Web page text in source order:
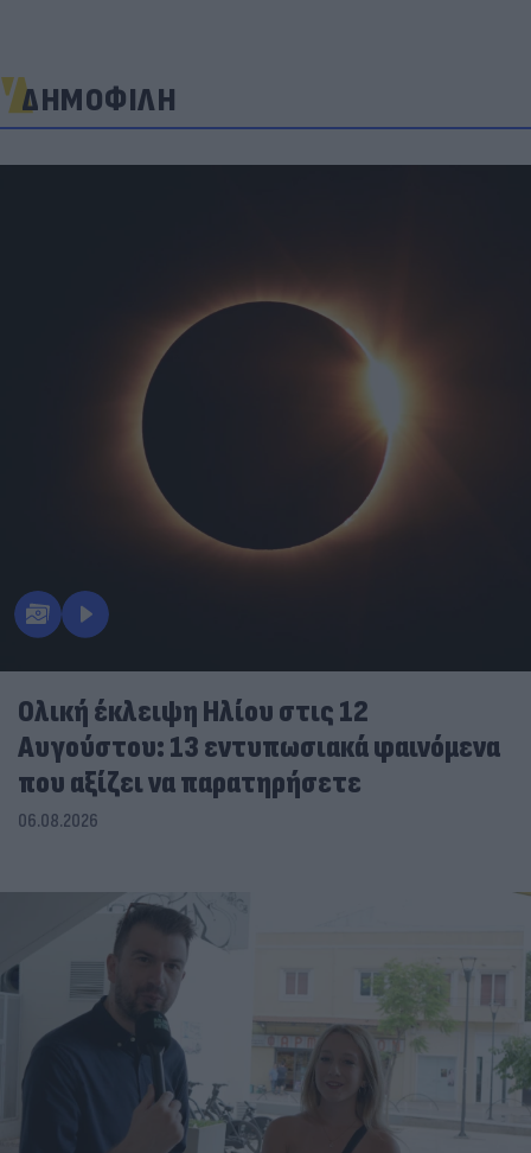
ΔΗΜΟΦΙΛΗ
Ολική έκλειψη Ηλίου στις 12
Αυγούστου: 13 εντυπωσιακά φαινόμενα
που αξίζει να παρατηρήσετε
06.08.2026